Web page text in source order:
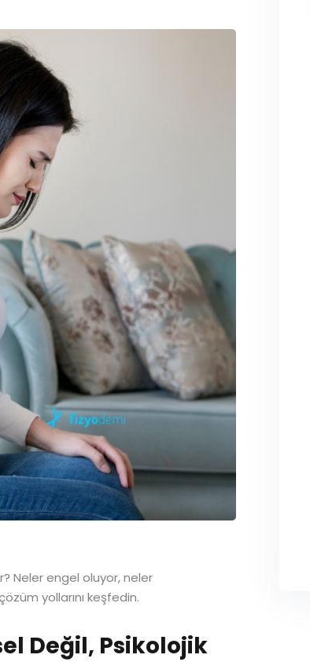
Neler engel oluyor, neler
yollarını keşfedin.
Değil, Psikolojik
hatırla